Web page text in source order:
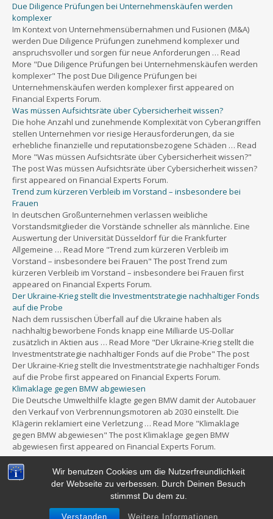
Wir benutzen Cookies um die Nutzerfreundlichkeit
der Webseite zu verbessen. Durch Deinen Besuch
stimmst Du dem zu.
Verstanden Weitere Informationen
Due Diligence Prüfungen bei Unternehmenskäufen werden
komplexer
Im Kontext von Unternehmensübernahmen und Fusionen (M&A)
werden Due Diligence Prüfungen zunehmend komplexer und
anspruchsvoller und sorgen für neue Anforderungen … Read
More "Due Diligence Prüfungen bei Unternehmenskäufen werden
komplexer" The post Due Diligence Prüfungen bei
Unternehmenskäufen werden komplexer first appeared on
Financial Experts Forum.
Was müssen Aufsichtsräte über Cybersicherheit wissen?
Die hohe Anzahl und zunehmende Komplexität von Cyberangriffen
stellen Unternehmen vor riesige Herausforderungen, da sie
erhebliche finanzielle und reputationsbezogene Schäden … Read
More "Was müssen Aufsichtsräte über Cybersicherheit wissen?"
The post Was müssen Aufsichtsräte über Cybersicherheit wissen?
first appeared on Financial Experts Forum.
Trend zum kürzeren Verbleib im Vorstand – insbesondere bei
Frauen
In deutschen Großunternehmen verlassen weibliche
Vorstandsmitglieder die Vorstände schneller als männliche. Eine
Auswertung der Universität Düsseldorf für die Frankfurter
Allgemeine … Read More "Trend zum kürzeren Verbleib im
Vorstand – insbesondere bei Frauen" The post Trend zum
kürzeren Verbleib im Vorstand – insbesondere bei Frauen first
appeared on Financial Experts Forum.
Der Ukraine-Krieg stellt die Investmentstrategie nachhaltiger Fonds
auf die Probe
Nach dem russischen Überfall auf die Ukraine haben als
nachhaltig beworbene Fonds knapp eine Milliarde US-Dollar
zusätzlich in Aktien aus … Read More "Der Ukraine-Krieg stellt die
Investmentstrategie nachhaltiger Fonds auf die Probe" The post
Der Ukraine-Krieg stellt die Investmentstrategie nachhaltiger Fonds
auf die Probe first appeared on Financial Experts Forum.
Klimaklage gegen BMW abgewiesen
Die Deutsche Umwelthilfe klagte gegen BMW damit der Autobauer
den Verkauf von Verbrennungsmotoren ab 2030 einstellt. Die
Klägerin reklamiert eine Verletzung … Read More "Klimaklage
gegen BMW abgewiesen" The post Klimaklage gegen BMW
abgewiesen first appeared on Financial Experts Forum.
Powered byWordPress&Portfolio.